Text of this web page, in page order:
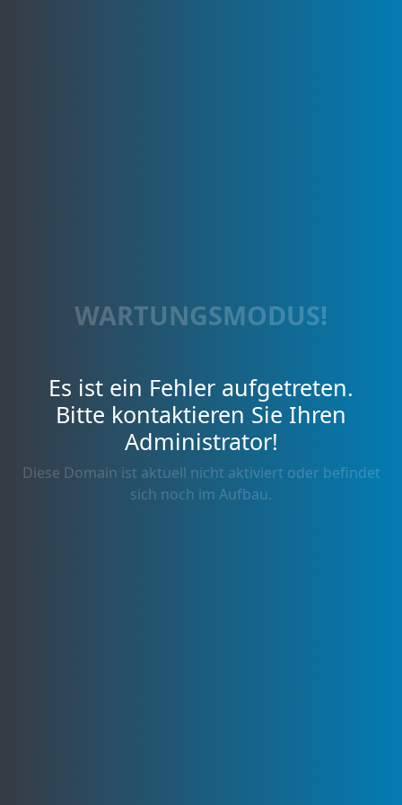
WARTUNGSMODUS!
Es ist ein Fehler aufgetreten.
Bitte kontaktieren Sie Ihren
Administrator!
Diese Domain ist aktuell nicht aktiviert oder befindet
sich noch im Aufbau.